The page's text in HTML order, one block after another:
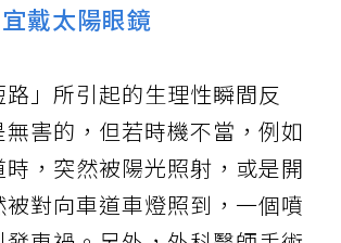
戴太陽眼鏡
」所引起的生理性瞬間反
害的，但若時機不當，例如
，突然被陽光照射，或是開
對向車道車燈照到，一個噴